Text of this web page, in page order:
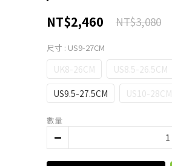
NT$2,460 NT$3,080
尺寸 : US9-27CM
UK8-26CM US8.5-26.5CM
US9.5-27.5CM
US10-28CM
數量